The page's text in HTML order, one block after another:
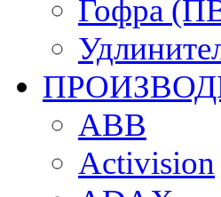
Гофра
ABB
Activision